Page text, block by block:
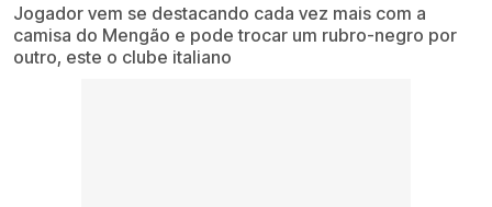
Jogador vem se destacando cada vez mais com a
camisa do Mengão e pode trocar um rubro-negro por
outro, este o clube italiano